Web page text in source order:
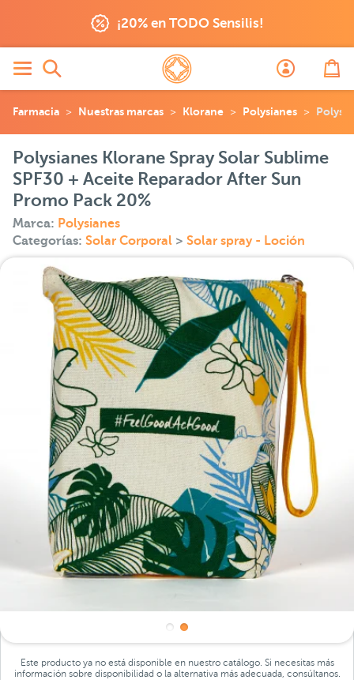
¡20% en TODO Sensilis!
Farmacia Nuestras marcas Klorane Polysianes
Polysianes Klorane Spray Solar Sublime
SPF30 + Aceite Reparador After Sun
Promo Pack 20%
Marca: Polysianes
Categorías: Solar Corporal > Solar spray - Loción
Este producto ya no está disponible en nuestro catálogo. Si necesitas más
información sobre disponibilidad o la alternativa más adecuada, consúltanos.